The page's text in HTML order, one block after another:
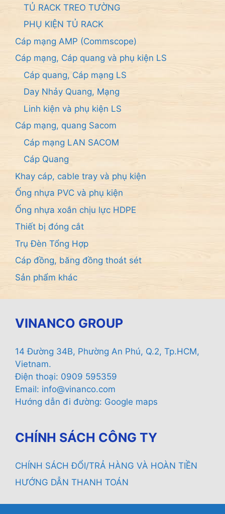
TỦ RACK TREO TƯỜNG
PHỤ KIỆN TỦ RACK
Cáp mạng AMP (Commscope)
Cáp mạng, Cáp quang và phụ kiện LS
Cáp quang, Cáp mạng LS
Day Nhảy Quang, Mạng
Linh kiện và phụ kiện LS
Cáp mạng, quang Sacom
Cáp mạng LAN SACOM
Cáp Quang
Khay cáp, cable tray và phụ kiện
Ống nhựa PVC và phụ kiện
Ống nhựa xoắn chịu lực HDPE
Thiết bị đóng cắt
Trụ Đèn Tổng Hợp
Cáp đồng, băng đồng thoát sét
Sản phẩm khác
VINANCO GROUP
14 Đường 34B, Phường An Phú, Q.2, Tp.HCM,
Vietnam.
Điện thoại: 0909 595359
Email: info@vinanco.com
Hướng dẫn đi đường: Google maps
CHÍNH SÁCH CÔNG TY
CHÍNH SÁCH ĐỔI/TRẢ HÀNG VÀ HOÀN TIỀN
HƯỚNG DẪN THANH TOÁN